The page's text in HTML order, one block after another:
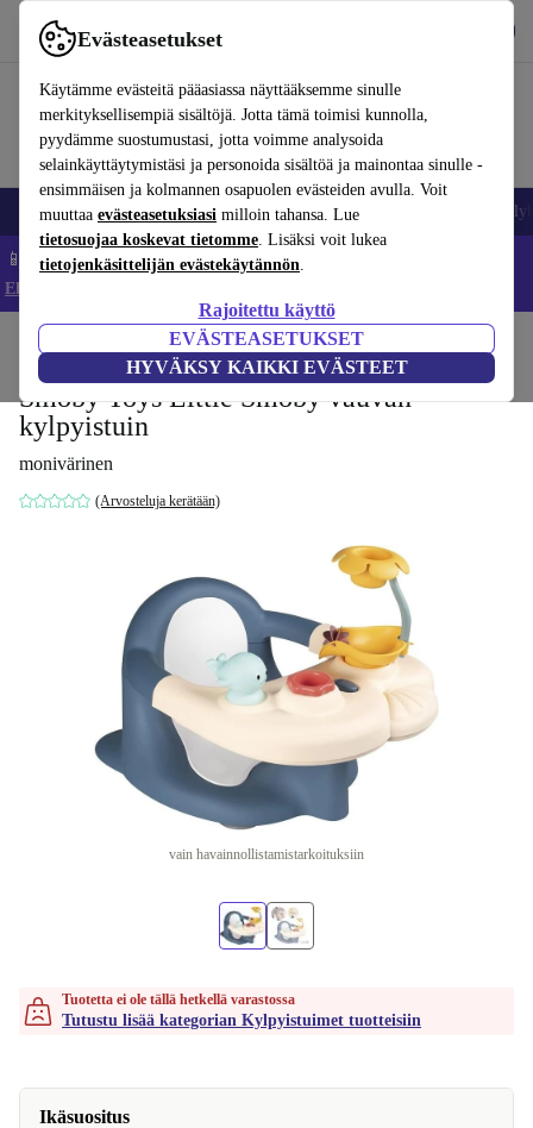
Evästeasetukset
Käytämme evästeitä pääasiassa näyttääksemme sinulle
merkityksellisempiä sisältöjä. Jotta tämä toimisi kunnolla,
pyydämme suostumustasi, jotta voimme analysoida
selainkäyttäytymistäsi ja personoida sisältöä ja mainontaa sinulle -
ensimmäisen ja kolmannen osapuolen evästeiden avulla. Voit
muuttaa evästeasetuksiasi milloin tahansa. Lue
tietosuojaa koskevat tietomme. Lisäksi voit lukea
tietojenkäsittelijän evästekäytännön.
Rajoitettu käyttö
EVÄSTEASETUKSET
HYVÄKSY KAIKKI EVÄSTEET
Käytä refurbed-palvelua nopeasti ja helposti
Matkapuhelimet ja älypuhelimet Kannettavat tietokoneet
📱 Säästä 5 % LISÄÄ iPhoneista – Koodi: IPHONEDEAL –
Ehdot ja säännöt
Potat ja pesut Kylpyistuimet
Smoby Toys Little Smoby vauvan
kylpyistuin
monivärinen
(Arvosteluja kerätään)
vain havainnollistamistarkoituksiin
Tuotetta ei ole tällä hetkellä varastossa
Tutustu lisää kategorian Kylpyistuimet tuotteisiin
Ikäsuositus